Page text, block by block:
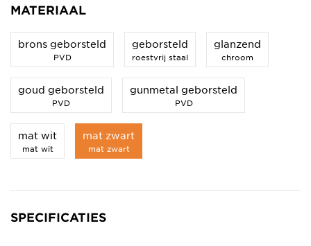
MATERIAAL
brons geborsteld
PVD
geborsteld
roestvrij staal
glanzend
chroom
goud geborsteld
PVD
gunmetal geborsteld
PVD
mat wit
mat wit
mat zwart
mat zwart
SPECIFICATIES